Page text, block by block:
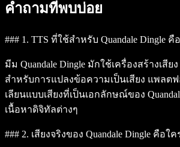
คำถามที่พบบ่อย
### 1. TTS ที่ใช้สำหรับ Quandale Dingle คื
มีม Quandale Dingle มักใช้เครื่องสร้างเสีย
สำหรับการแปลงข้อความเป็นเสียง แพลต
เลียนแบบเสียงที่เป็นเอกลักษณ์ของ
เนื้อหาดิจิทัลต่างๆ
### 2. เสียงจริงของ Quandale Dingle คือใค